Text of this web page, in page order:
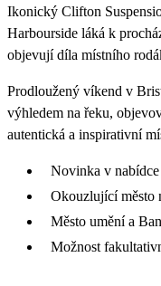
Ikonický Clifton
Harbourside láká k
objevují díla místního
Prodloužený víkend v
výhledem na řeku,
autentická a inspirativní
Novinka v
Okouzlující město
Město umění a
Možnost